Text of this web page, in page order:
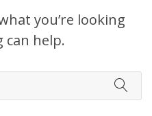
you’re looking
can help.